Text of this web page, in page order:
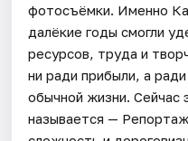
фотосъёмки. Именно
далёкие годы смогли
ресурсов, труда и
ни ради прибыли, а
обычной жизни. Сейчас
называется —